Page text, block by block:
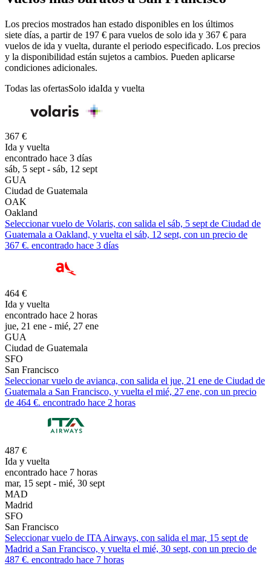
Los precios mostrados han estado disponibles en los últimos
siete días, a partir de 197 € para vuelos de solo ida y 367 € para
vuelos de ida y vuelta, durante el periodo especificado. Los precios
y la disponibilidad están sujetos a cambios. Pueden aplicarse
condiciones adicionales.
Todas las ofertasSolo idaIda y vuelta
367 €
Ida y vuelta
encontrado hace 3 días
sáb, 5 sept - sáb, 12 sept
GUA
Ciudad de Guatemala
OAK
Oakland
Seleccionar vuelo de Volaris, con salida el sáb, 5 sept de Ciudad de
Guatemala a Oakland, y vuelta el sáb, 12 sept, con un precio de
367 €. encontrado hace 3 días
464 €
Ida y vuelta
encontrado hace 2 horas
jue, 21 ene - mié, 27 ene
GUA
Ciudad de Guatemala
SFO
San Francisco
Seleccionar vuelo de avianca, con salida el jue, 21 ene de Ciudad de
Guatemala a San Francisco, y vuelta el mié, 27 ene, con un precio
de 464 €. encontrado hace 2 horas
487 €
Ida y vuelta
encontrado hace 7 horas
mar, 15 sept - mié, 30 sept
MAD
Madrid
SFO
San Francisco
Seleccionar vuelo de ITA Airways, con salida el mar, 15 sept de
Madrid a San Francisco, y vuelta el mié, 30 sept, con un precio de
487 €. encontrado hace 7 horas